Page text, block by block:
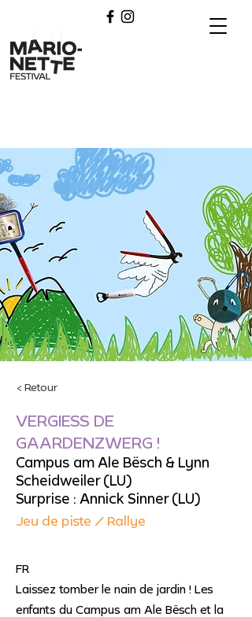
< Retour
VERGIESS DE
GAARDENZWERG !
Campus am Ale Bësch & Lynn
Scheidweiler (LU)
Surprise : Annick Sinner (LU)
Jeu de piste / Rallye
FR
Laissez tomber le nain de jardin ! Les
enfants du Campus am Ale Bësch et la